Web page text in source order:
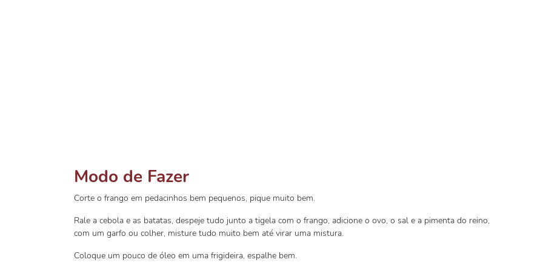
Modo de Fazer
Corte o frango em pedacinhos bem pequenos, pique muito bem.
Rale a cebola e as batatas, despeje tudo junto a tigela com o frango, adicione o ovo, o sal e a pimenta do reino,
com um garfo ou colher, misture tudo muito bem até virar uma mistura.
Coloque um pouco de óleo em uma frigideira, espalhe bem.